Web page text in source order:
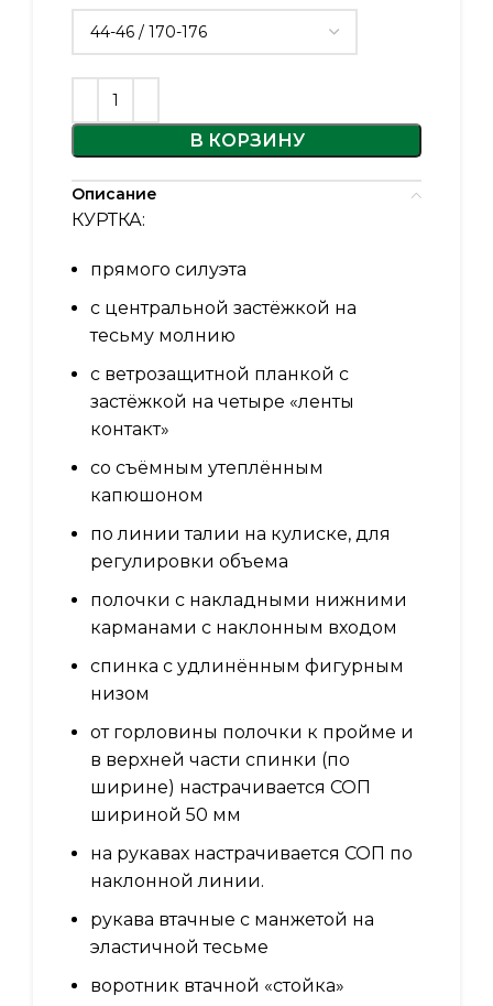
В КОРЗИНУ
Описание
КУРТКА:
прямого силуэта
с центральной застёжкой на
тесьму молнию
с ветрозащитной планкой с
застёжкой на четыре «ленты
контакт»
со съёмным утеплённым
капюшоном
по линии талии на кулиске, для
регулировки объема
полочки с накладными нижними
карманами с наклонным входом
спинка с удлинённым фигурным
низом
от горловины полочки к пройме и
в верхней части спинки (по
ширине) настрачивается СОП
шириной 50 мм
на рукавах настрачивается СОП по
наклонной линии.
рукава втачные с манжетой на
эластичной тесьме
воротник втачной «стойка»